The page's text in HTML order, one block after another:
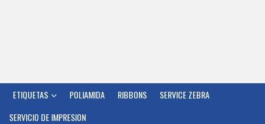
ETIQUETAS POLIAMIDA RIBBONS
SERVICE ZEBRA
SERVICIO DE IMPRESION